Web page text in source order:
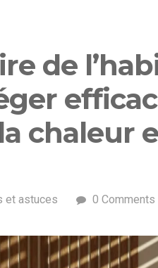
de
chaleur
et astuces 0 Comments